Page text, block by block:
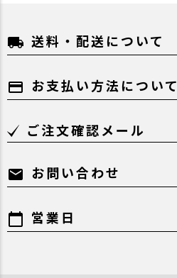
local_shipping 送料・配送について
payment お支払い方法について
ご注文確認メール
mail お問い合わせ
calendar_today 営業日